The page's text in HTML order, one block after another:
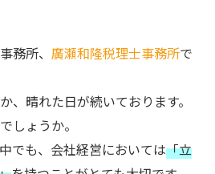
務所、 廣瀬和隆税理士事務所で
、晴れた日が続いております。
しょうか。
でも、会社経営においては「立